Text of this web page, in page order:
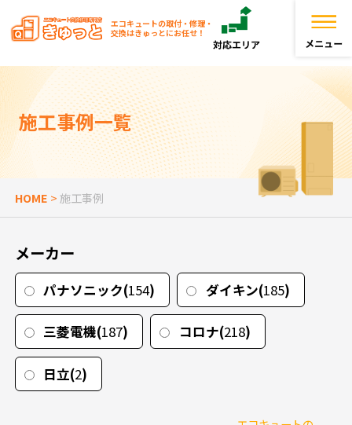
トップページ
きゅっとが選ばれる理由
エコキュートを探す
お客様の声
よくある質問
SNSアカウント
エコキュートの取付・修理・
交換はきゅっとにお任せ！
施工事例一覧
HOME >施工事例
メーカー
パナソニック(154) ダイキン(185)
三菱電機(187) コロナ(218)
日立(2)